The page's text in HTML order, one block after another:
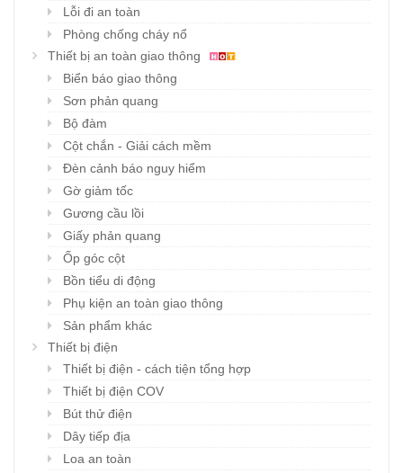
Lỗi đi an toàn
Phòng chống cháy nổ
Thiết bị an toàn giao thông
Biển báo giao thông
Sơn phản quang
Bộ đàm
Cột chắn - Giải cách mềm
Đèn cảnh báo nguy hiểm
Gờ giảm tốc
Gương cầu lồi
Giấy phản quang
Ốp góc cột
Bồn tiểu di động
Phụ kiện an toàn giao thông
Sản phẩm khác
Thiết bị điện
Thiết bị điện - cách tiện tổng hợp
Thiết bị điện COV
Bút thử điện
Dây tiếp địa
Loa an toàn